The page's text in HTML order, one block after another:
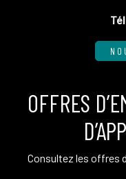
OFFRES
Consultez les offres